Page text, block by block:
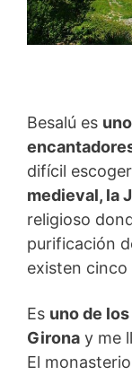
Besalú es
difícil
medieval, la
religioso
purificación
existen cinco
Es uno de
Girona y me
El